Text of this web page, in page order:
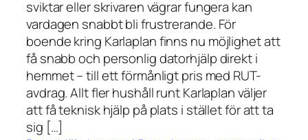
sviktar eller skrivaren vägrar fungera kan
vardagen snabbt bli frustrerande. För
boende kring Karlaplan finns nu möjlighet att
få snabb och personlig datorhjälp direkt i
hemmet – till ett förmånligt pris med RUT-
avdrag. Allt fler hushåll runt Karlaplan väljer
att få teknisk hjälp på plats i stället för att ta
sig […]